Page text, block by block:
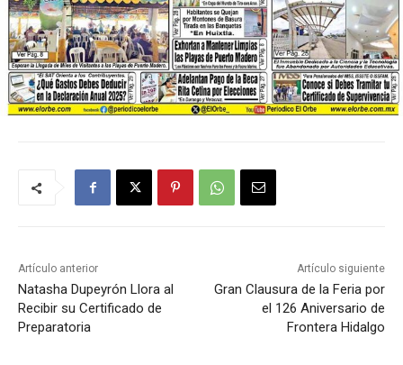
Artículo anterior
Natasha Dupeyrón Llora al
Recibir su Certificado de
Preparatoria
Artículo siguiente
Gran Clausura de la Feria por
el 126 Aniversario de
Frontera Hidalgo